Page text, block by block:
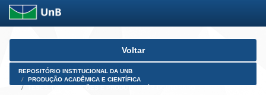
Skip
Voltar
REPOSITÓRIO INSTITUCIONAL DA UNB
PRODUÇÃO ACADÊMICA E CIENTÍFICA